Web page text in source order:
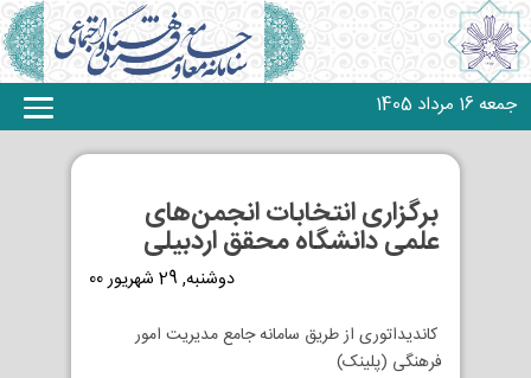
جمعه 16 مرداد 1405
برگزاری انتخابات انجمن‌های
علمی دانشگاه محقق اردبیلی
دوشنبه, 29 شهریور 00
کاندیداتوری از طریق سامانه جامع مدیریت امور
فرهنگی (پلینک)